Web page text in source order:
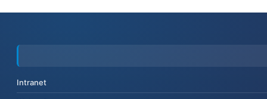
Intranet